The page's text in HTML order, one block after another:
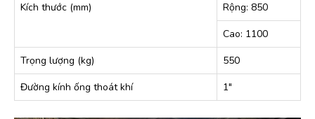
Kích thước (mm)
Rộng: 850
Cao: 1100
Trọng lượng (kg)
550
Đường kính ống thoát khí
1″